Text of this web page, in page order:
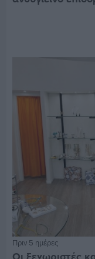
Πριν 5 ημέρες